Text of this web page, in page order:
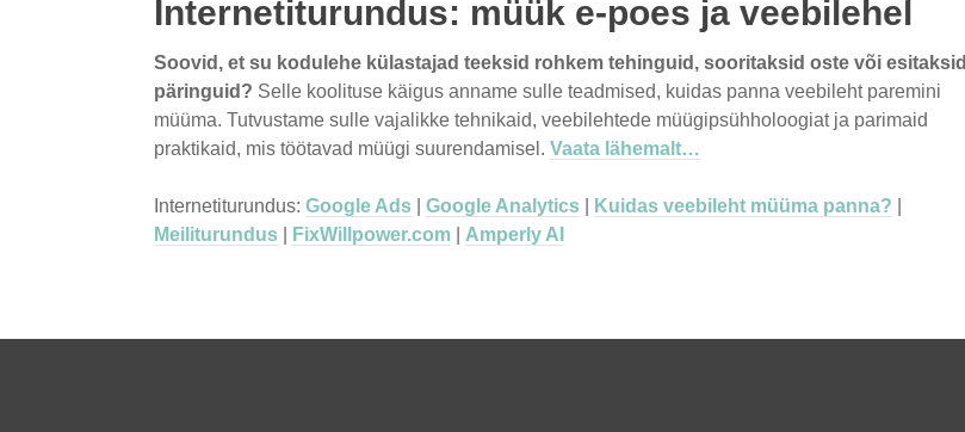
Internetiturundus: müük e-poes ja veebilehel
Soovid, et su kodulehe külastajad teeksid rohkem tehinguid, sooritaksid oste või esitaksid
päringuid? Selle koolituse käigus anname sulle teadmised, kuidas panna veebileht paremini
müüma. Tutvustame sulle vajalikke tehnikaid, veebilehtede müügipsühholoogiat ja parimaid
praktikaid, mis töötavad müügi suurendamisel. Vaata lähemalt…
Internetiturundus: Google Ads Google Analytics Kuidas veebileht müüma panna?
Meiliturundus
FixWillpower.com Amperly AI